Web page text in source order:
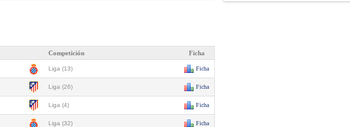
Competición Ficha
Liga (13) Ficha
Liga (26) Ficha
Liga (4) Ficha
Liga (32) Ficha